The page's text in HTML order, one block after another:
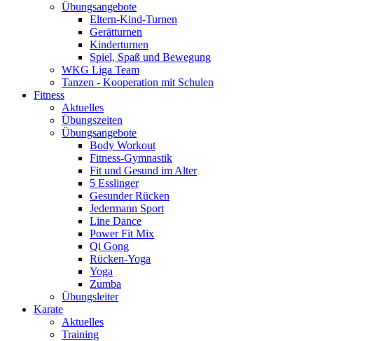
Übungsangebote
Eltern-Kind-Turnen
Gerätturnen
Kinderturnen
Spiel, Spaß und Bewegung
WKG Liga Team
Tanzen - Kooperation mit Schulen
Fitness
Aktuelles
Übungszeiten
Übungsangebote
Body Workout
Fitness-Gymnastik
Fit und Gesund im Alter
5 Esslinger
Gesunder Rücken
Jedermann Sport
Line Dance
Power Fit Mix
Qi Gong
Rücken-Yoga
Yoga
Zumba
Übungsleiter
Karate
Aktuelles
Training